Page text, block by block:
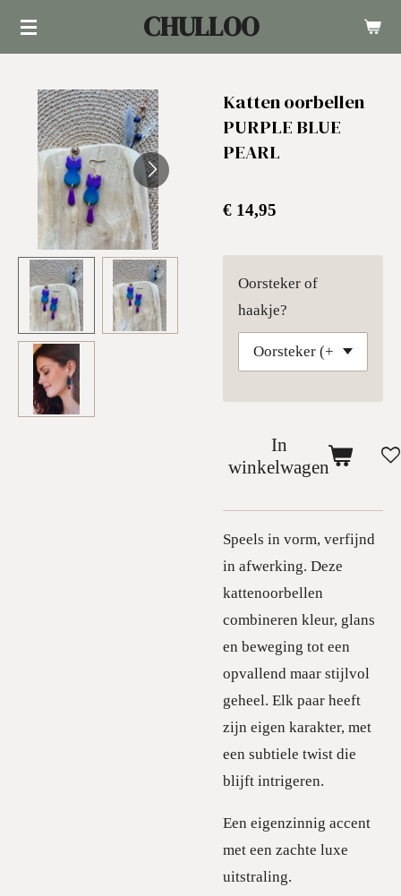
Ga
hoofdinhoud
CHULLOO
Katten oorbellen
PURPLE BLUE
PEARL
€ 14,95
Oorsteker of
haakje?
In
winkelwagen
Speels in vorm, verfijnd
in afwerking. Deze
kattenoorbellen
combineren kleur, glans
en beweging tot een
opvallend maar stijlvol
geheel. Elk paar heeft
zijn eigen karakter, met
een subtiele twist die
blijft intrigeren.
Een eigenzinnig accent
met een zachte luxe
uitstraling.